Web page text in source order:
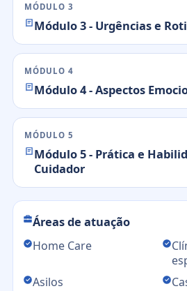
MÓDULO 3
Módulo 3 - Urgências e
MÓDULO 4
Módulo 4 - Aspectos
MÓDULO 5
Módulo 5 - Prática e
Cuidador
Áreas de atuação
Home Care
Asilos